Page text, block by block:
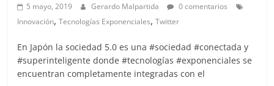
5 mayo, 2019 Gerardo Malpartida
0 comentarios
Innovación,Tecnologías Exponenciales,Twitter
En Japón la sociedad 5.0 es una #sociedad #conectada y
#superinteligente donde #tecnologías #exponenciales se
encuentran completamente integradas con el